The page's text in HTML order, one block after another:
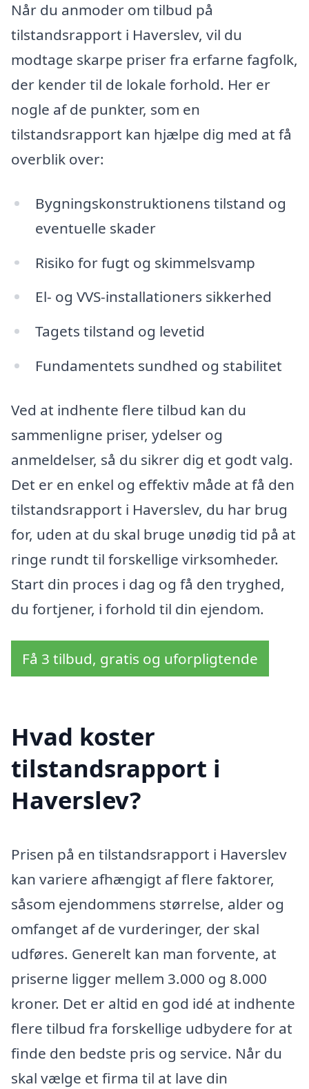
Når du anmoder om tilbud på
tilstandsrapport i Haverslev, vil du
modtage skarpe priser fra erfarne fagfolk,
der kender til de lokale forhold. Her er
nogle af de punkter, som en
tilstandsrapport kan hjælpe dig med at få
overblik over:
Bygningskonstruktionens tilstand og
eventuelle skader
Risiko for fugt og skimmelsvamp
El- og VVS-installationers sikkerhed
Tagets tilstand og levetid
Fundamentets sundhed og stabilitet
Ved at indhente flere tilbud kan du
sammenligne priser, ydelser og
anmeldelser, så du sikrer dig et godt valg.
Det er en enkel og effektiv måde at få den
tilstandsrapport i Haverslev, du har brug
for, uden at du skal bruge unødig tid på at
ringe rundt til forskellige virksomheder.
Start din proces i dag og få den tryghed,
du fortjener, i forhold til din ejendom.
Få 3 tilbud, gratis og uforpligtende
Hvad koster
tilstandsrapport i
Haverslev?
Prisen på en tilstandsrapport i Haverslev
kan variere afhængigt af flere faktorer,
såsom ejendommens størrelse, alder og
omfanget af de vurderinger, der skal
udføres. Generelt kan man forvente, at
priserne ligger mellem 3.000 og 8.000
kroner. Det er altid en god idé at indhente
flere tilbud fra forskellige udbydere for at
finde den bedste pris og service. Når du
skal vælge et firma til at lave din